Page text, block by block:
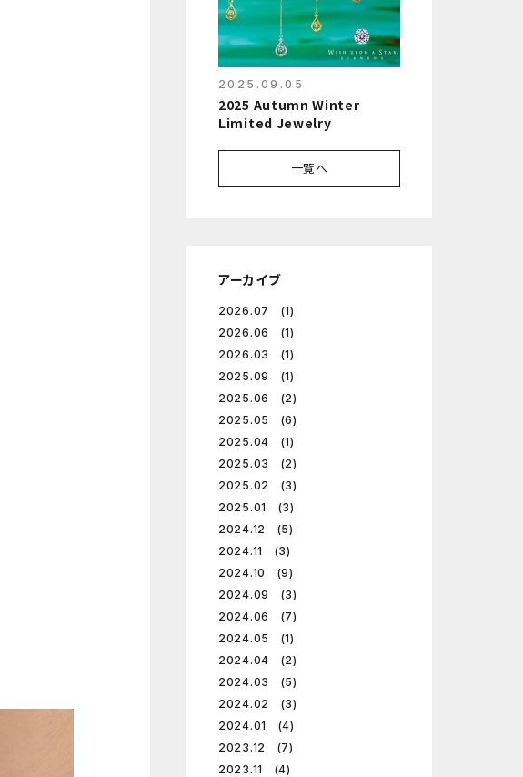
2025.09.05
2025 Autumn Winter
Limited Jewelry
一覧へ
アーカイブ
2026.07 (1)
2026.06 (1)
2026.03 (1)
2025.09 (1)
2025.06 (2)
2025.05 (6)
2025.04 (1)
2025.03 (2)
2025.02 (3)
2025.01 (3)
2024.12 (5)
2024.11 (3)
2024.10 (9)
2024.09 (3)
2024.06 (7)
2024.05 (1)
2024.04 (2)
2024.03 (5)
2024.02 (3)
2024.01 (4)
2023.12 (7)
2023.11 (4)